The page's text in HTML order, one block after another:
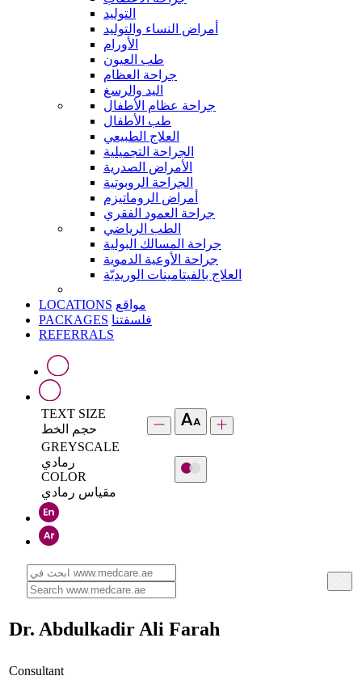
التوليد
أمراض النساء والتوليد
الأورام
طب العيون
جراحة العظام
اليد والرسغ
جراحة عظام الأطفال
طب الأطفال
العلاج الطبيعي
الجراحة التجميلية
الأمراض الصدرية
الجراحة الروبوتية
أمراض الروماتيزم
جراحة العمود الفقري
الطب الرياضي
جراحة المسالك البولية
جراحة الأوعية الدموية
العلاج بالفيتامينات الوريديّة
LOCATIONS مواقع
PACKAGES فلسفتنا
REFERRALS
TEXT SIZE
حجم الخط
GREYSCALE
رمادي
COLOR
مقياس رمادي
Dr. Abdulkadir Ali Farah
Consultant